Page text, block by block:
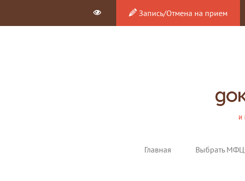
Запись/Отмена на прием
Главная Выбрать МФЦ